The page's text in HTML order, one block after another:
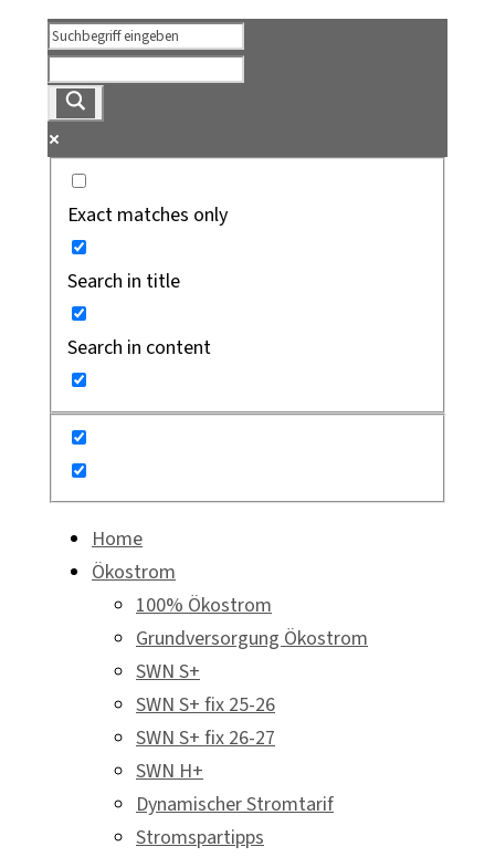
Exact matches only
Search in title
Search in content
Home
Ökostrom
100% Ökostrom
Grundversorgung Ökostrom
SWN S+
SWN S+ fix 25-26
SWN S+ fix 26-27
SWN H+
Dynamischer Stromtarif
Stromspartipps